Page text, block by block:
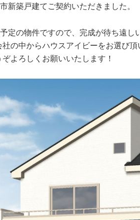
新築戸建てご契約いただきました。
定の物件ですので、完成が待ち遠し
の中からハウスアイビーをお選び
よろしくお願いいたします！